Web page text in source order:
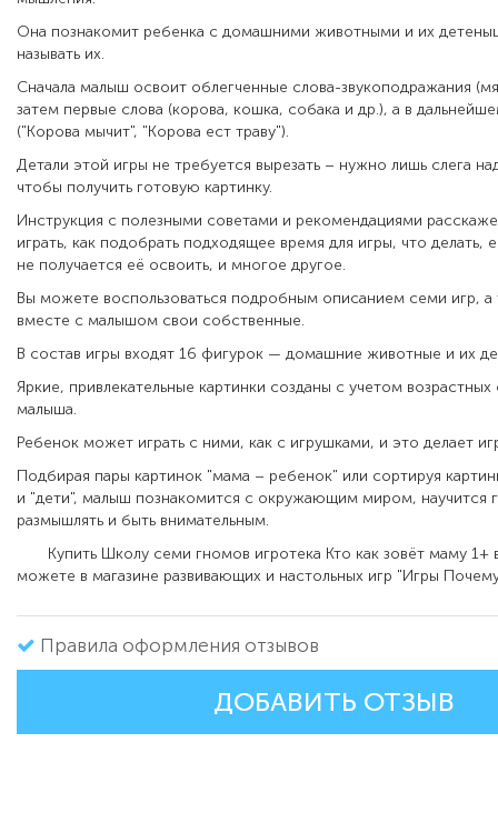
Она познакомит ребенка с домашними животными и их
называть их.
Сначала малыш освоит облегченные слова-звукоподражания
затем первые слова (корова, кошка, собака и др.), а в
("Корова мычит", "Корова ест траву").
Детали этой игры не требуется вырезать – нужно лишь слега
чтобы получить готовую картинку.
Инструкция с полезными советами и рекомендациями
играть, как подобрать подходящее время для игры, что делать,
не получается её освоить, и многое другое.
Вы можете воспользоваться подробным описанием семи игр, а
вместе с малышом свои собственные.
В состав игры входят 16 фигурок — домашние животные и
Яркие, привлекательные картинки созданы с учетом
малыша.
Ребенок может играть с ними, как с игрушками, и это делает
Подбирая пары картинок "мама – ребенок" или сортируя
и "дети", малыш познакомится с окружающим миром, научится
размышлять и быть внимательным.
Купить Школу семи гномов игротека Кто как зовёт маму 1+
можете в магазине развивающих и настольных игр "Игры
Правила оформления отзывов
ДОБАВИТЬ ОТЗЫВ